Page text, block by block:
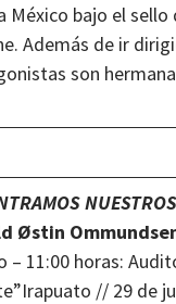
México bajo el sello
Además de ir
son
Østin
– 11:00 horas:
// 29 de